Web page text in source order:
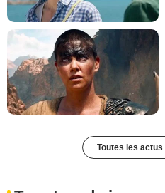
Toutes les actus